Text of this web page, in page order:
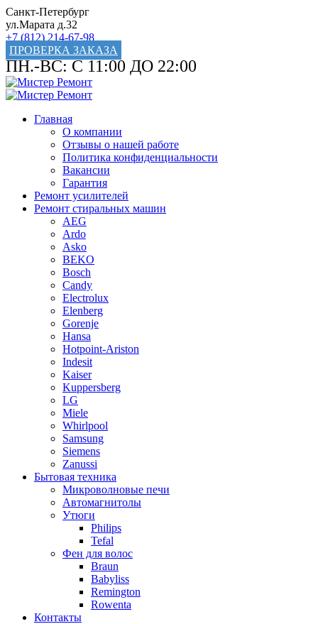
Санкт-Петербург
ул.Марата д.32
+7 (812) 214-67-98
ПРОВЕРКА ЗАКАЗА
ПН.-ВС: С 11:00 ДО 22:00
Главная
О компании
Отзывы о нашей работе
Политика конфиденциальности
Вакансии
Гарантия
Ремонт усилителей
Ремонт стиральных машин
AEG
Ardo
Asko
BEKO
Bosch
Candy
Electrolux
Elenberg
Gorenje
Hansa
Hotpoint-Ariston
Indesit
Kaiser
Kuppersberg
LG
Miele
Whirlpool
Samsung
Siemens
Zanussi
Бытовая техника
Микроволновые печи
Автомагнитолы
Утюги
Philips
Tefal
Фен для волос
Braun
Babyliss
Remington
Rowenta
Контакты